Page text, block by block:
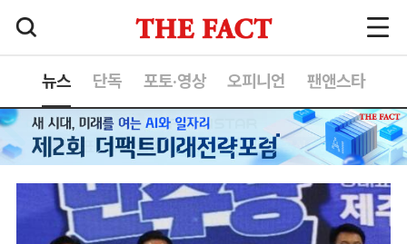
뉴스 단독 포토·영상 오피니언 팬앤스타